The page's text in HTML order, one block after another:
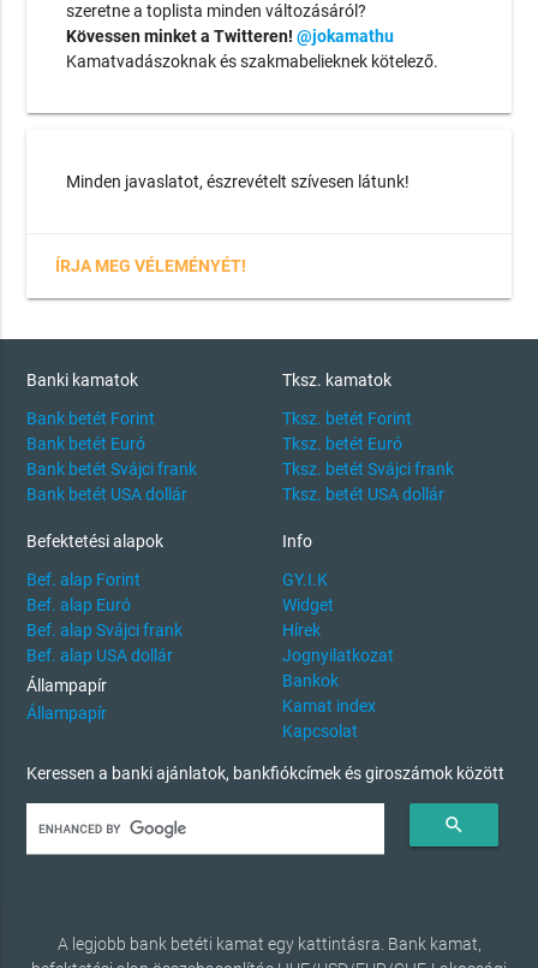
szeretne a toplista minden változásáról?
Kövessen minket a Twitteren! @jokamathu
Kamatvadászoknak és szakmabelieknek kötelező.
Minden javaslatot, észrevételt szívesen látunk!
ÍRJA MEG VÉLEMÉNYÉT!
Banki kamatok
Bank betét Forint
Bank betét Euró
Bank betét Svájci frank
Bank betét USA dollár
Tksz. kamatok
Tksz. betét Forint
Tksz. betét Euró
Tksz. betét Svájci frank
Tksz. betét USA dollár
Befektetési alapok
Bef. alap Forint
Bef. alap Euró
Bef. alap Svájci frank
Bef. alap USA dollár
Állampapír
Állampapír
Info
GY.I.K
Widget
Hírek
Jognyilatkozat
Bankok
Kamat index
Kapcsolat
Keressen a banki ajánlatok, bankfiókcímek és giroszámok között
search
A legjobb bank betéti kamat egy kattintásra. Bank kamat,